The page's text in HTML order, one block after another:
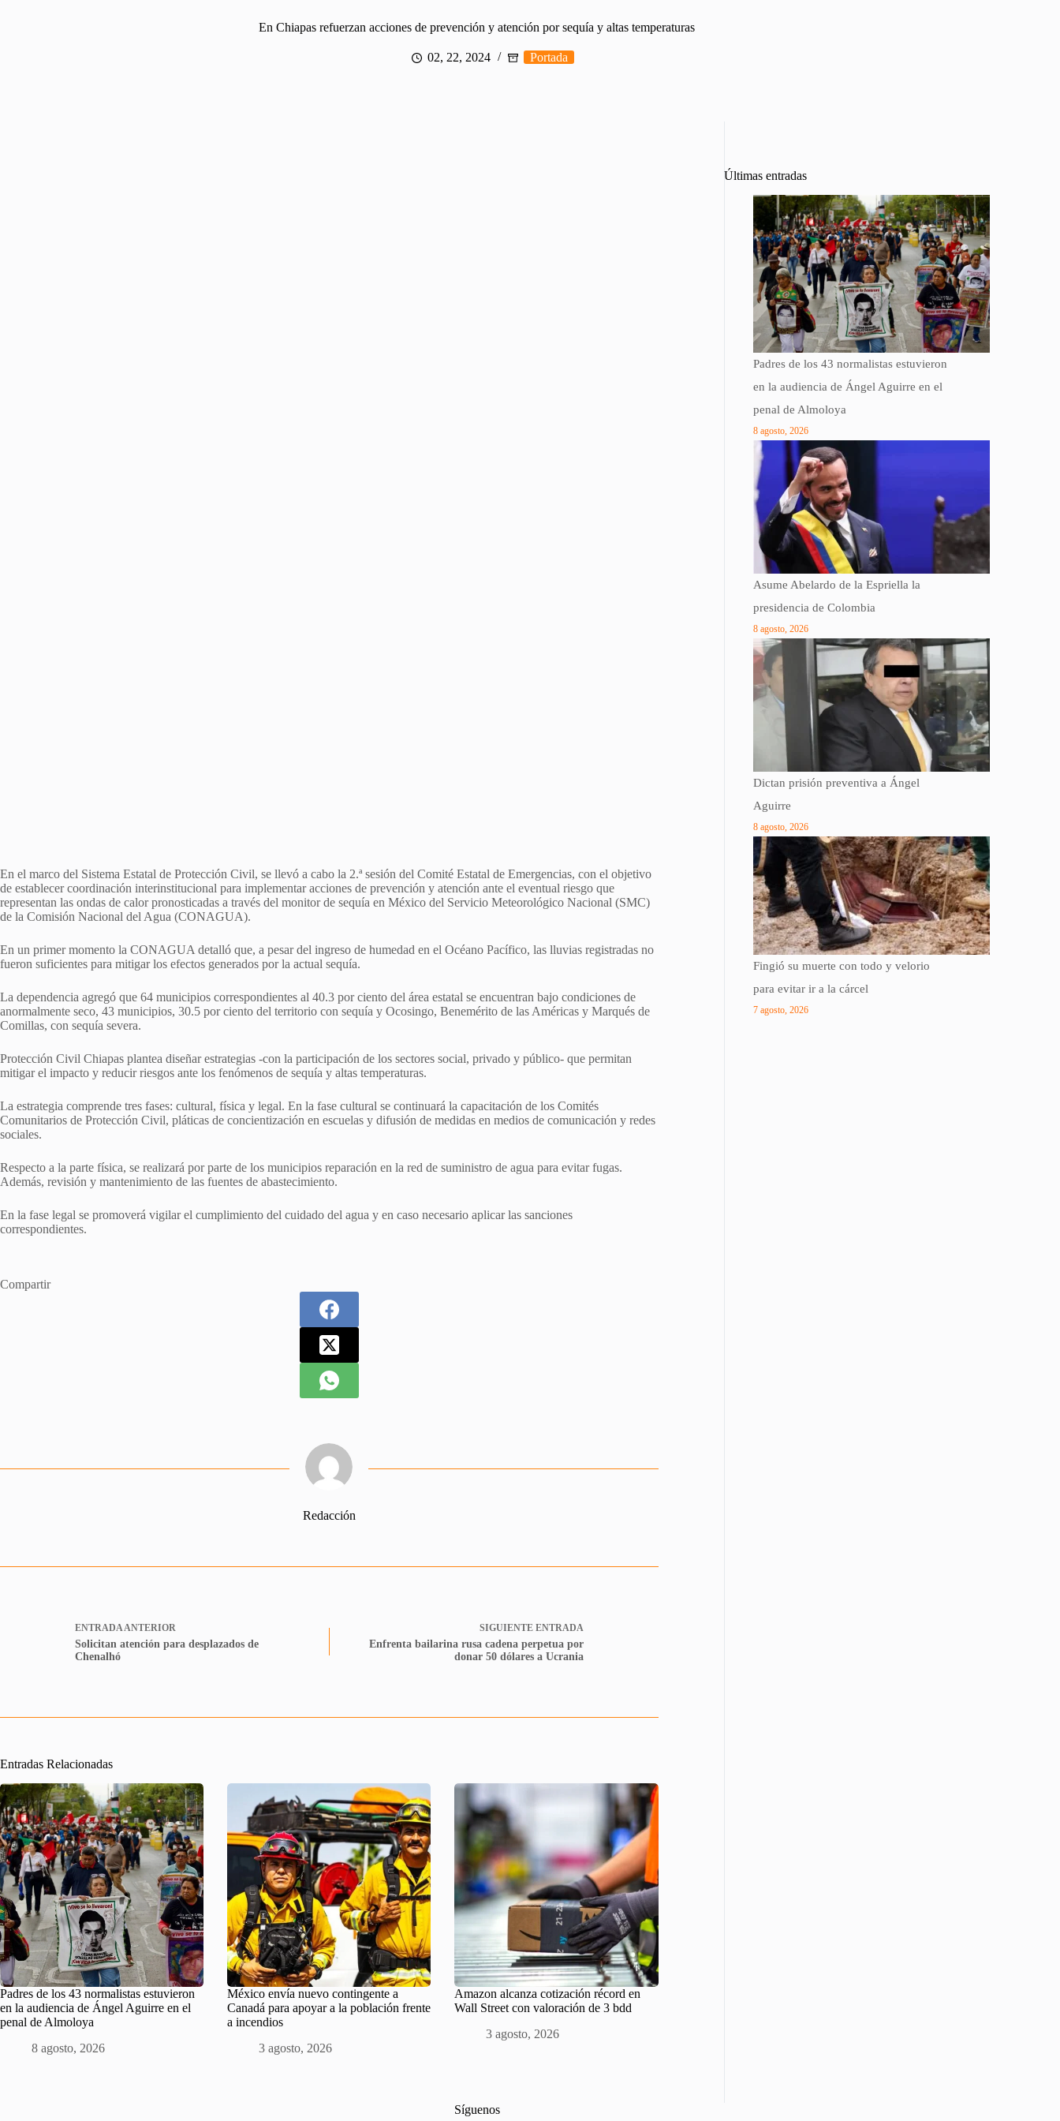
En Chiapas refuerzan acciones de prevención y atención por sequía y altas temperaturas
02, 22, 2024 Portada
En el marco del Sistema Estatal de Protección Civil, se llevó a cabo la 2.ª sesión del Comité Estatal de Emergencias, con el objetivo
de establecer coordinación interinstitucional para implementar acciones de prevención y atención ante el eventual riesgo que
representan las ondas de calor pronosticadas a través del monitor de sequía en México del Servicio Meteorológico Nacional (SMC)
de la Comisión Nacional del Agua (CONAGUA).
En un primer momento la CONAGUA detalló que, a pesar del ingreso de humedad en el Océano Pacífico, las lluvias registradas no
fueron suficientes para mitigar los efectos generados por la actual sequía.
La dependencia agregó que 64 municipios correspondientes al 40.3 por ciento del área estatal se encuentran bajo condiciones de
anormalmente seco, 43 municipios, 30.5 por ciento del territorio con sequía y Ocosingo, Benemérito de las Américas y Marqués de
Comillas, con sequía severa.
Protección Civil Chiapas plantea diseñar estrategias -con la participación de los sectores social, privado y público- que permitan
mitigar el impacto y reducir riesgos ante los fenómenos de sequía y altas temperaturas.
La estrategia comprende tres fases: cultural, física y legal. En la fase cultural se continuará la capacitación de los Comités
Comunitarios de Protección Civil, pláticas de concientización en escuelas y difusión de medidas en medios de comunicación y redes
sociales.
Respecto a la parte física, se realizará por parte de los municipios reparación en la red de suministro de agua para evitar fugas.
Además, revisión y mantenimiento de las fuentes de abastecimiento.
En la fase legal se promoverá vigilar el cumplimiento del cuidado del agua y en caso necesario aplicar las sanciones
correspondientes.
Compartir
Redacción
ENTRADAANTERIOR
Solicitan atención para desplazados de
Chenalhó
SIGUIENTE ENTRADA
Enfrenta bailarina rusa cadena perpetua por
donar 50 dólares a Ucrania
Entradas Relacionadas
Padres de los 43 normalistas estuvieron
en la audiencia de Ángel Aguirre en el
penal de Almoloya
8 agosto, 2026
México envía nuevo contingente a
Canadá para apoyar a la población frente
a incendios
3 agosto, 2026
Amazon alcanza cotización récord en
Wall Street con valoración de 3 bdd
3 agosto, 2026
Últimas entradas
Padres de los 43 normalistas estuvieron
en la audiencia de Ángel Aguirre en el
penal de Almoloya
8 agosto, 2026
Asume Abelardo de la Espriella la
presidencia de Colombia
8 agosto, 2026
Dictan prisión preventiva a Ángel
Aguirre
8 agosto, 2026
Fingió su muerte con todo y velorio
para evitar ir a la cárcel
7 agosto, 2026
Síguenos